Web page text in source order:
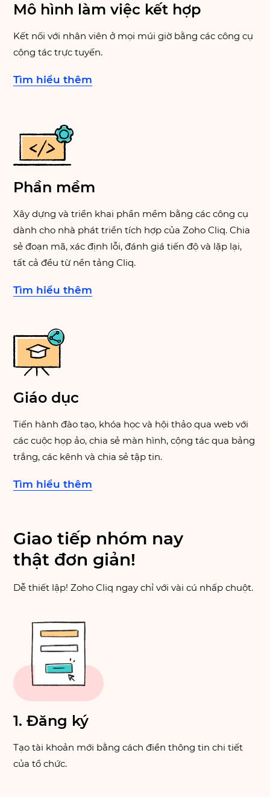
Mô hình làm việc kết hợp
Kết nối với nhân viên ở mọi múi giờ bằng các công cụ
cộng tác trực tuyến.
Tìm hiểu thêm
Phần mềm
Xây dựng và triển khai phần mềm bằng các công cụ
dành cho nhà phát triển tích hợp của Zoho Cliq. Chia
sẻ đoạn mã, xác định lỗi, đánh giá tiến độ và lặp lại,
tất cả đều từ nền tảng Cliq.
Tìm hiểu thêm
Giáo dục
Tiến hành đào tạo, khóa học và hội thảo qua web với
các cuộc họp ảo, chia sẻ màn hình, cộng tác qua bảng
trắng, các kênh và chia sẻ tập tin.
Tìm hiểu thêm
Giao tiếp nhóm nay
thật đơn giản!
Dễ thiết lập! Zoho Cliq ngaychỉ với vài cú nhấp chuột.
1. Đăng ký
Tạo tài khoản mới bằng cách điền thông tin chi tiết
của tổ chức.